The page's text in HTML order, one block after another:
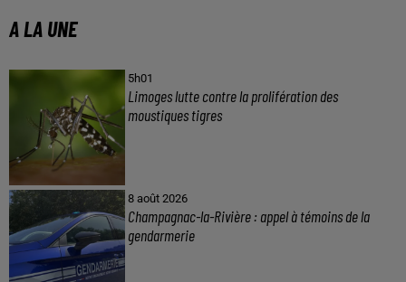
A LA UNE
5h01
Limoges lutte contre la prolifération des
moustiques tigres
8 août 2026
Champagnac-la-Rivière : appel à témoins de la
gendarmerie